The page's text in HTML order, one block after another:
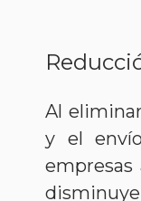
Al
y el
empresas